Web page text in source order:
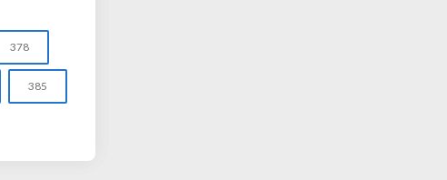
378
385